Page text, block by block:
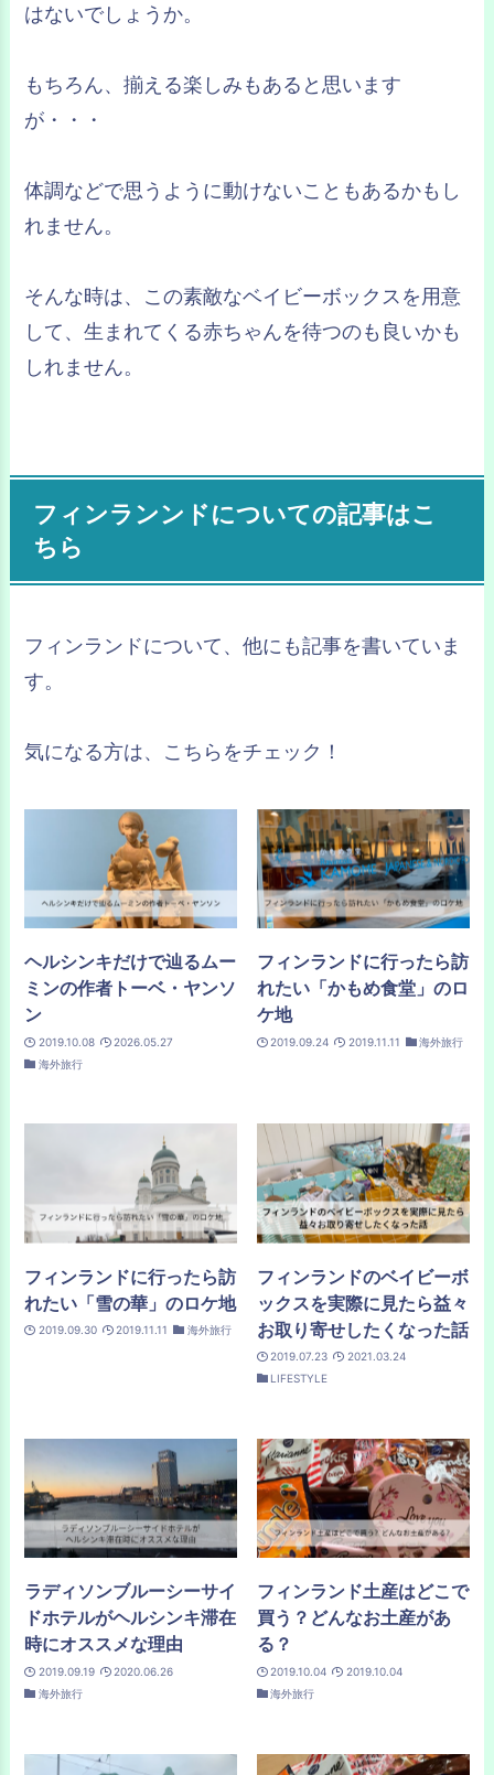
はないでしょうか。
もちろん、揃える楽しみもあると思います
が・・・
体調などで思うように動けないこともあるかもし
れません。
そんな時は、この素敵なベイビーボックスを用意
して、生まれてくる赤ちゃんを待つのも良いかも
しれません。
フィンランンドについての記事はこ
ちら
フィンランドについて、他にも記事を書いていま
す。
気になる方は、こちらをチェック！
ヘルシンキだけで辿るムー
ミンの作者トーベ・ヤンソ
ン
2019.10.08
2026.05.27
海外旅行
フィンランドに行ったら訪
れたい「かもめ食堂」のロ
ケ地
2019.09.24 2019.11.11 海外旅行
フィンランドに行ったら訪
れたい「雪の華」のロケ地
2019.09.30 2019.11.11 海外旅行
フィンランドのベイビーボ
ックスを実際に見たら益々
お取り寄せしたくなった話
2019.07.23
2021.03.24
LIFESTYLE
ラディソンブルーシーサイ
ドホテルがヘルシンキ滞在
時にオススメな理由
2019.09.19
2020.06.26
海外旅行
フィンランド土産はどこで
買う？どんなお土産があ
る？
2019.10.04
2019.10.04
海外旅行